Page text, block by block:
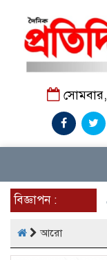
বিজ্ঞাপন :
আরো